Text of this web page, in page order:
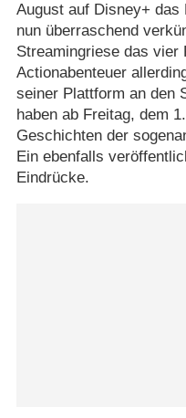
August auf Disney+
nun überraschend
Streamingriese das vier
Actionabenteuer
seiner Plattform an den
haben ab Freitag, dem
Geschichten der
Ein ebenfalls
Eindrücke.